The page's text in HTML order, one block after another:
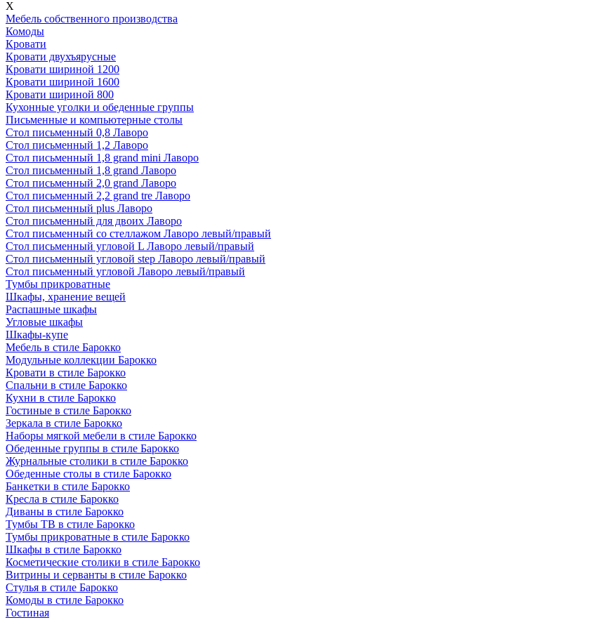
Х
Мебель собственного производства
Комоды
Кровати
Кровати двухъярусные
Кровати шириной 1200
Кровати шириной 1600
Кровати шириной 800
Кухонные уголки и обеденные группы
Письменные и компьютерные столы
Стол письменный 0,8 Лаворо
Стол письменный 1,2 Лаворо
Стол письменный 1,8 grand mini Лаворо
Стол письменный 1,8 grand Лаворо
Стол письменный 2,0 grand Лаворо
Стол письменный 2,2 grand tre Лаворо
Стол письменный plus Лаворо
Стол письменный для двоих Лаворо
Стол письменный со стеллажом Лаворо левый/правый
Стол письменный угловой L Лаворо левый/правый
Стол письменный угловой step Лаворо левый/правый
Стол письменный угловой Лаворо левый/правый
Тумбы прикроватные
Шкафы, хранение вещей
Распашные шкафы
Угловые шкафы
Шкафы-купе
Мебель в стиле Барокко
Модульные коллекции Барокко
Кровати в стиле Барокко
Спальни в стиле Барокко
Кухни в стиле Барокко
Гостиные в стиле Барокко
Зеркала в стиле Барокко
Наборы мягкой мебели в стиле Барокко
Обеденные группы в стиле Барокко
Журнальные столики в стиле Барокко
Обеденные столы в стиле Барокко
Банкетки в стиле Барокко
Кресла в стиле Барокко
Диваны в стиле Барокко
Тумбы ТВ в стиле Барокко
Тумбы прикроватные в стиле Барокко
Шкафы в стиле Барокко
Косметические столики в стиле Барокко
Витрины и серванты в стиле Барокко
Стулья в стиле Барокко
Комоды в стиле Барокко
Гостиная